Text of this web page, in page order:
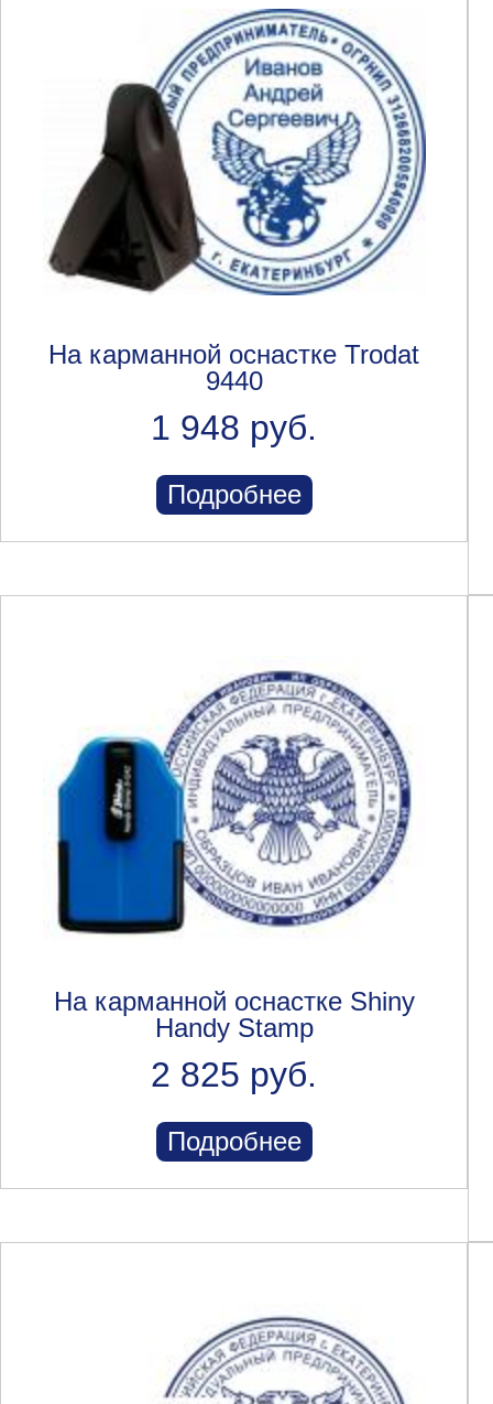
На карманной оснастке Trodat
9440
1 948 руб.
Подробнее
На карманной оснастке Shiny
Handy Stamp
2 825 руб.
Подробнее